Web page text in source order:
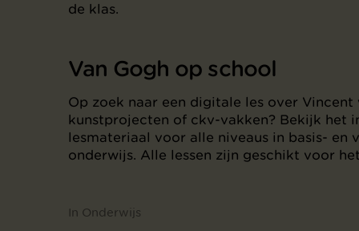
de klas.
Van Gogh op school
Op zoek naar een digitale les over Vincent
kunstprojecten of ckv-vakken? Bekijk het
lesmateriaal voor alle niveaus in basis- en
onderwijs. Alle lessen zijn geschikt voor
In Onderwijs